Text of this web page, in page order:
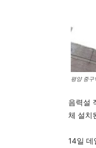
평양 중
음력설
체 설치
14일 데